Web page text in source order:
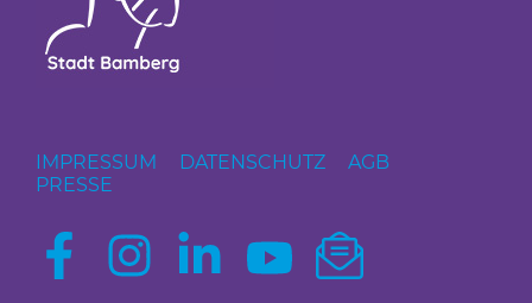
IMPRESSUM DATENSCHUTZ
AGB
PRESSE